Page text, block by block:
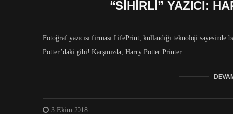
“SIHIRLI” YAZICI:
Fotoğraf yazıcısı firması LifePrint, kullandığı teknoloji
Potter’daki gibi! Karşınızda, Harry Potter Printer…
3 Ekim 2018